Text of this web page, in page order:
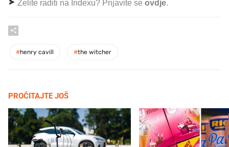
Želite raditi na Indexu? Prijavite se ovdje.
#henry cavill #the witcher
PROČITAJTE JOŠ